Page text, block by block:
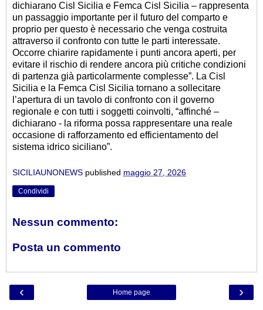
dichiarano Cisl Sicilia e Femca Cisl Sicilia – rappresenta
un passaggio importante per il futuro del comparto e
proprio per questo è necessario che venga costruita
attraverso il confronto con tutte le parti interessate.
Occorre chiarire rapidamente i punti ancora aperti, per
evitare il rischio di rendere ancora più critiche condizioni
di partenza già particolarmente complesse”. La Cisl
Sicilia e la Femca Cisl Sicilia tornano a sollecitare
l’apertura di un tavolo di confronto con il governo
regionale e con tutti i soggetti coinvolti, “affinché –
dichiarano - la riforma possa rappresentare una reale
occasione di rafforzamento ed efficientamento del
sistema idrico siciliano”.
SICILIAUNONEWS published maggio 27, 2026
Condividi
Nessun commento:
Posta un commento
‹ ›
Home page